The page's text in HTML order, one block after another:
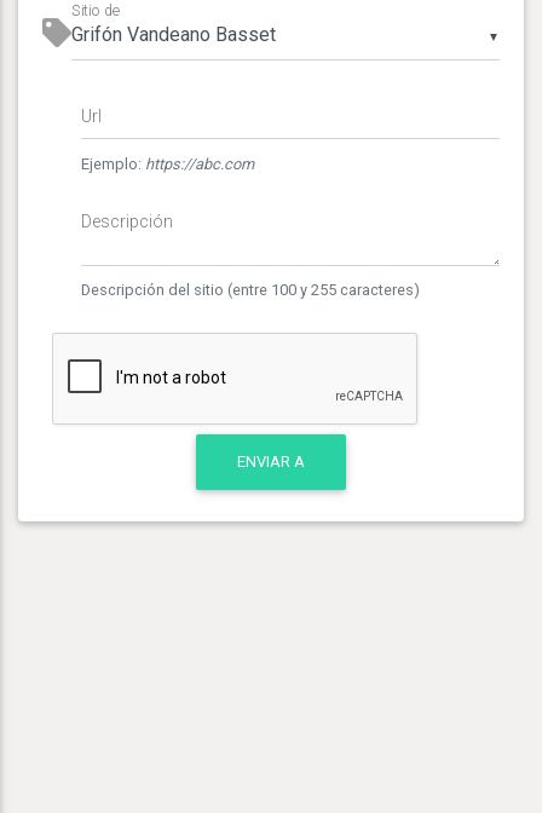
▼
Sitio de
Url
Ejemplo: https://abc.com
Descripción
Descripción del sitio (entre 100 y 255 caracteres)
ENVIAR A